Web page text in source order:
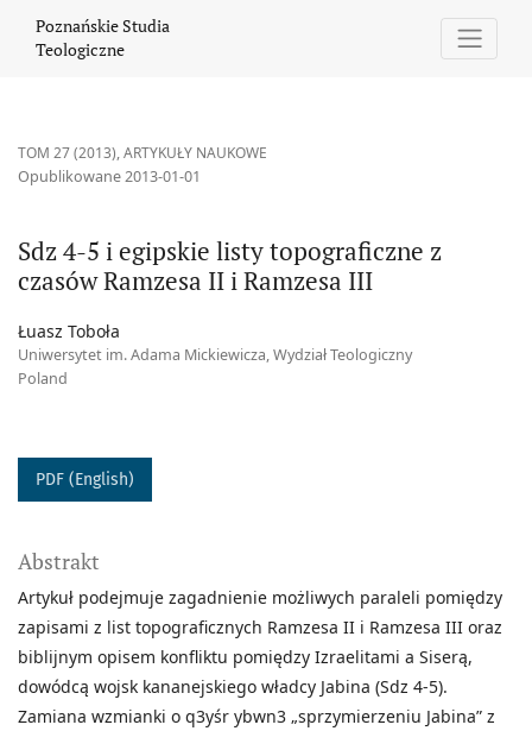
Poznańskie Studia
Teologiczne
TOM 27 (2013),ARTYKUŁY NAUKOWE
Sdz 4-5 i egipskie listy topograficzne z
czasów Ramzesa II i Ramzesa III
Opublikowane 2013-01-01
Łuasz Toboła
Uniwersytet im. Adama Mickiewicza, Wydział Teologiczny
Poland
PDF (English)
Abstrakt
Artykuł podejmuje zagadnienie możliwych paraleli pomiędzy
zapisami z list topograficznych Ramzesa II i Ramzesa III oraz
biblijnym opisem konfliktu pomiędzy Izraelitami a Siserą,
dowódcą wojsk kananejskiego władcy Jabina (Sdz 4-5).
Zamiana wzmianki o q3yśr ybwn3 „sprzymierzeniu Jabina” z